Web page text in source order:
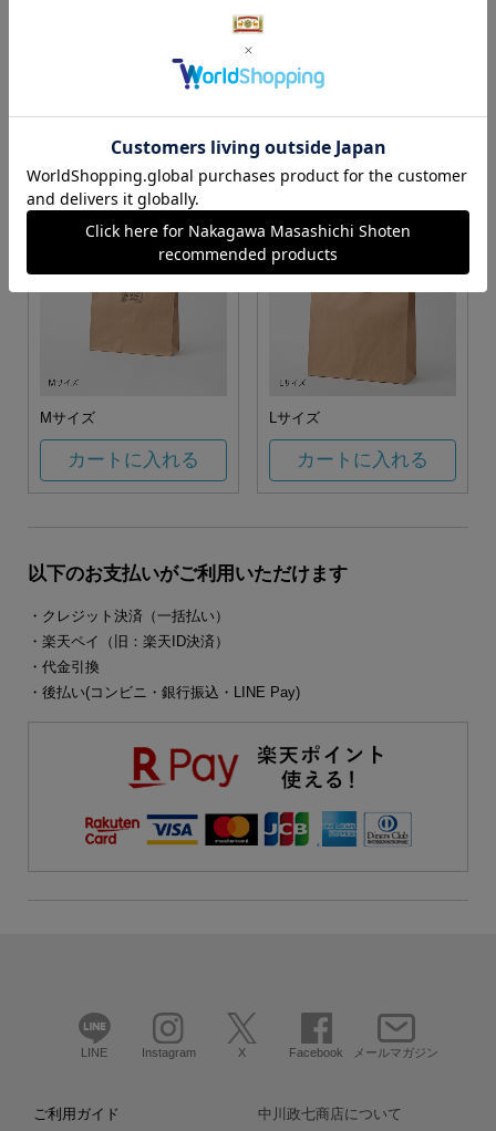
S・M・Lサイズより当店に
カートに入れる
Sサイズ
カートに入れる
Mサイズ
カートに入れる
Lサイズ
カートに入れる
以下のお支払いがご利用いただけます
・クレジット決済（一括払い）
・楽天ペイ（旧：楽天ID決済）
・代金引換
・後払い(コンビニ・銀行振込・LINE Pay)
LINE Instagram X Facebook メールマガジン
ご利用ガイド 中川政七商店について